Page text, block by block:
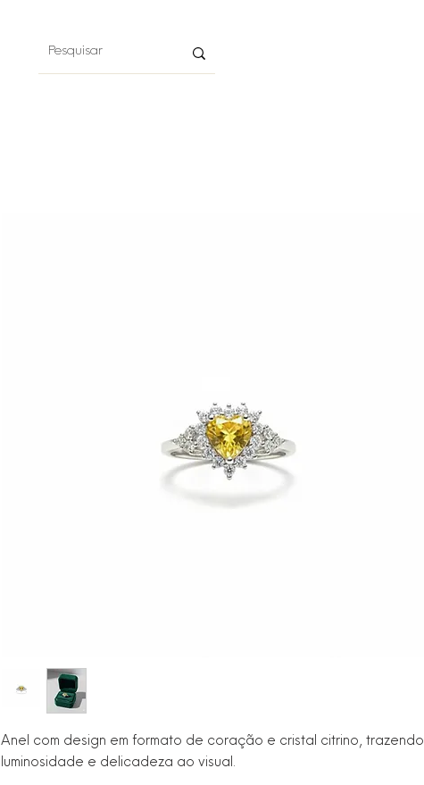
Anel com design em formato de coração e cristal citrino, trazendo
luminosidade e delicadeza ao visual.